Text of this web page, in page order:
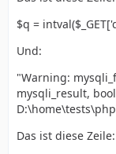
$q =
Und:
"Warning:
mysqli_result,
Das ist diese Zeile: